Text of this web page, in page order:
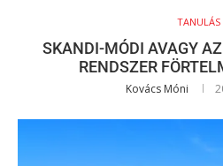
TANULÁS
SKANDI-MÓDI AVAGY
RENDSZER
Kovács Móni